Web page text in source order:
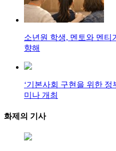
소년원 학생, 멘토와 멘티
향해
‘기본사회 구현을 위한 정
미나 개최
화제의 기사